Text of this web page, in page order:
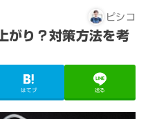
ピシコ
がり？対策方法を考
はてブ 送る